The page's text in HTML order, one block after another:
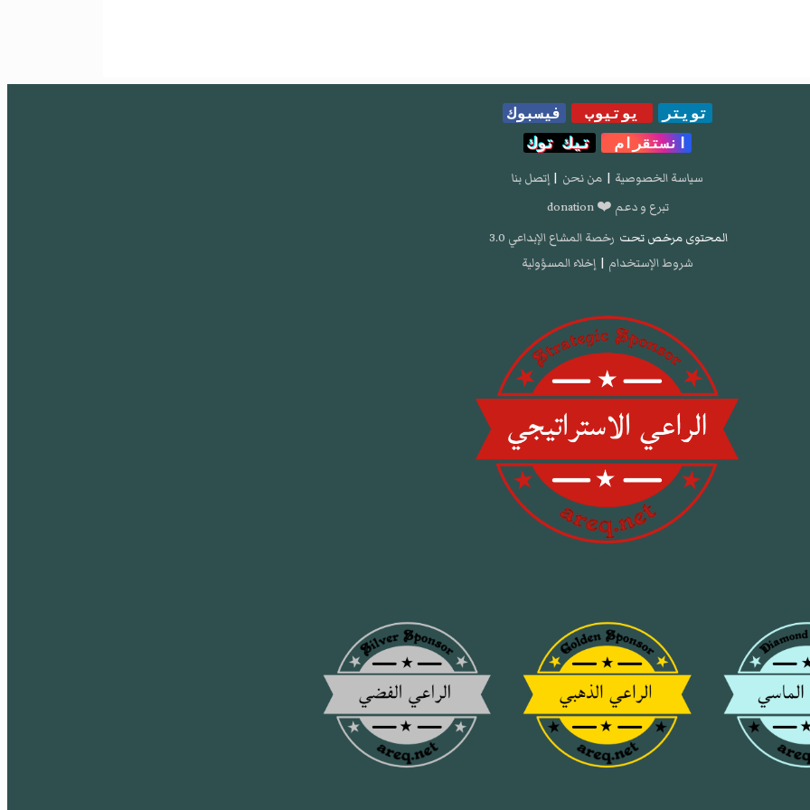
تويتر يوتيوب
فيسبوك
انستقرام
تيك توك
سياسة الخصوصية | من نحن | إتصل بنا
تبرع و دعم ❤️ donation
المحتوى مرخص تحت رخصة المشاع الإبداعي 3.0
شروط الإستخدام | إخلاء المسؤولية